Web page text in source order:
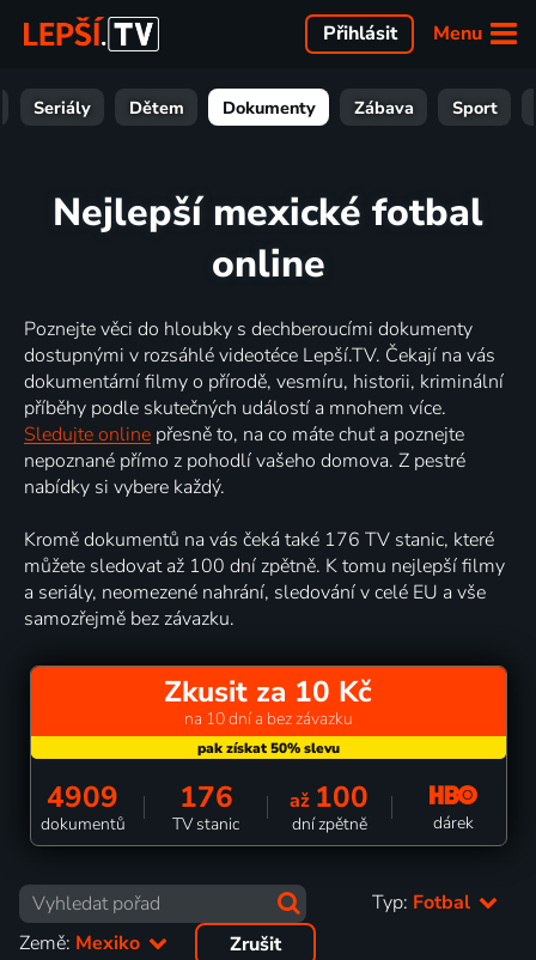
Menu
Přihlásit
Seriály Dětem Dokumenty Zábava Sport
Nejlepší mexické fotbal
online
Poznejte věci do hloubky s dechberoucími dokumenty
dostupnými v rozsáhlé videotéce Lepší.TV. Čekají na vás
dokumentární filmy o přírodě, vesmíru, historii, kriminální
příběhy podle skutečných událostí a mnohem více.
Sledujte online přesně to, na co máte chuť a poznejte
nepoznané přímo z pohodlí vašeho domova. Z pestré
nabídky si vybere každý.
Kromě dokumentů na vás čeká také 176 TV stanic, které
můžete sledovat až 100 dní zpětně. K tomu nejlepší filmy
a seriály, neomezené nahrání, sledování v celé EU a vše
samozřejmě bez závazku.
Zkusit za 10 Kč
na 10 dní a bez závazku
4909
dokumentů
176
TV stanic
až 100
dní zpětně dárek
Typ: Fotbal
Země: Mexiko Zrušit